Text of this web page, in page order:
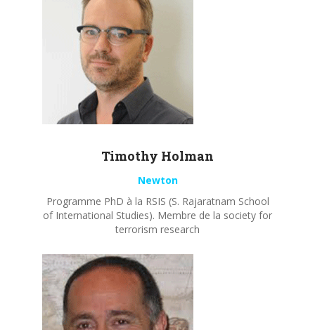
Timothy Holman
Newton
Programme PhD à la RSIS (S. Rajaratnam School
of International Studies). Membre de la society for
terrorism research